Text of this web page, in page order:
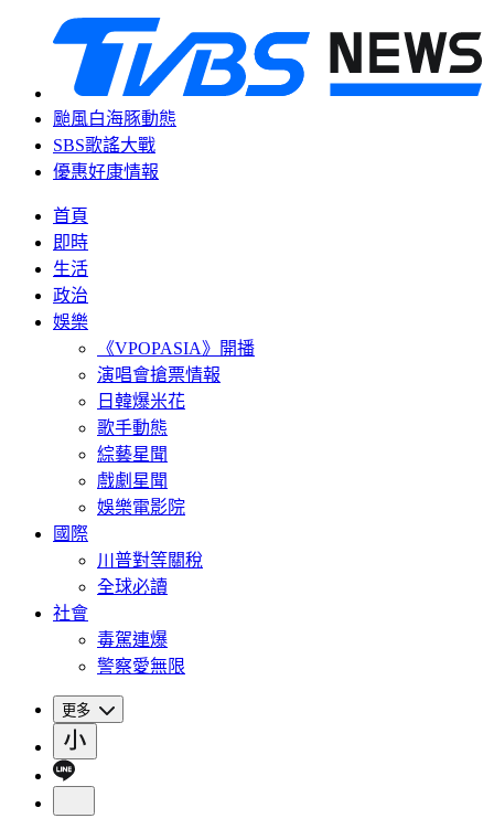
颱風白海豚動態
SBS歌謠大戰
優惠好康情報
首頁
即時
生活
政治
娛樂
《VPOPASIA》開播
演唱會搶票情報
日韓爆米花
歌手動態
綜藝星聞
戲劇星聞
娛樂電影院
國際
川普對等關稅
全球必讀
社會
毒駕連爆
警察愛無限
更多